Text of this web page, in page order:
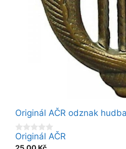
Originál AČR odznak
0
o
Originál AČR